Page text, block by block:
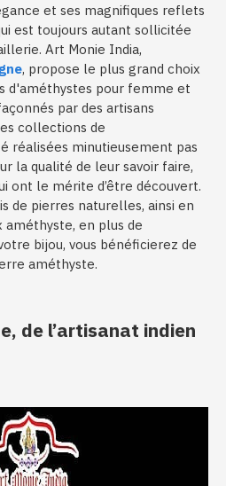
et ses magnifiques reflets
est toujours autant sollicitée
Art Monie India,
, propose le plus grand choix
d'améthystes pour femme et
par des artisans
collections de
réalisées minutieusement pas
la qualité de leur savoir faire,
ont le mérite d’être découvert.
de pierres naturelles, ainsi en
améthyste, en plus de
bijou, vous bénéficierez de
améthyste.
de l’artisanat indien